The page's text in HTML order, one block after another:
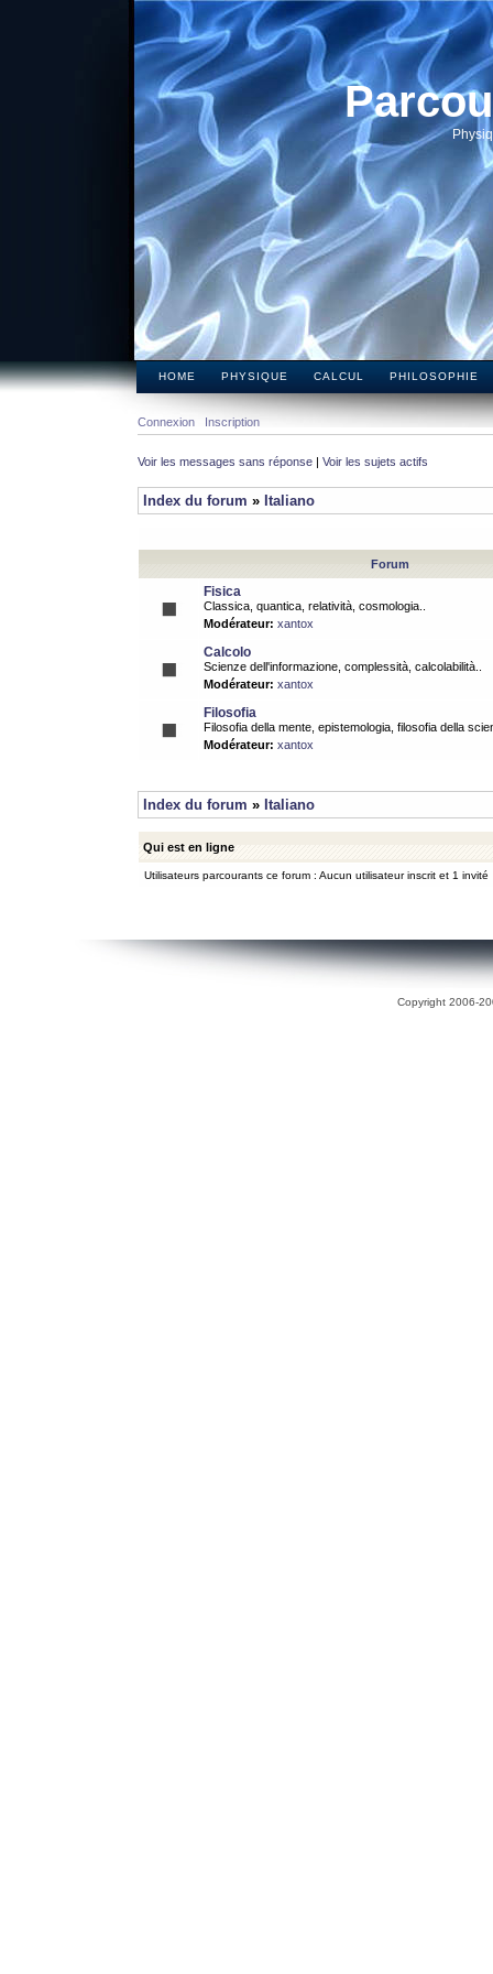
HOME PHYSIQUE CALCUL PHILOSOPHIE
Connexion Inscription
Voir les messages sans réponse | Voir les sujets actifs
Index du forum » Italiano
Forum
Fisica
Classica, quantica, relatività, cosmologia..
Modérateur: xantox
Calcolo
Scienze dell'informazione, complessità, calcolabilità..
Modérateur: xantox
Filosofia
Filosofia della mente, epistemologia, filosofia della
Modérateur: xantox
Index du forum » Italiano
Qui est en ligne
Utilisateurs parcourants ce forum : Aucun utilisateur inscrit et 1 invité
Copyright 2006-